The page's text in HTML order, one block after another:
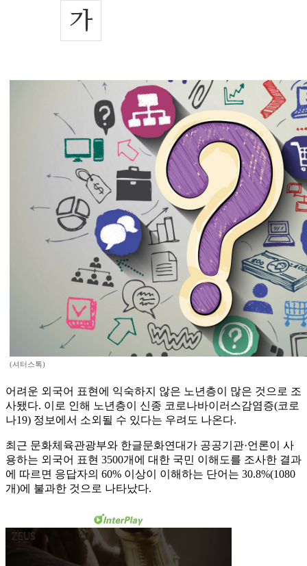
(셔터스톡)
어려운 외국어 표현에 익숙하지 않은 노년층이 많은 것으로 조
사됐다. 이로 인해 노년층이 신종 코로나바이러스감염증(코로
나19) 정보에서 소외될 수 있다는 우려도 나온다.
최근 문화체육관광부와 한글문화연대가 공공기관·언론이 사
용하는 외국어 표현 3500개에 대한 국민 이해도를 조사한 결과
에 따르면 응답자의 60% 이상이 이해하는 단어는 30.8%(1080
개)에 불과한 것으로 나타났다.